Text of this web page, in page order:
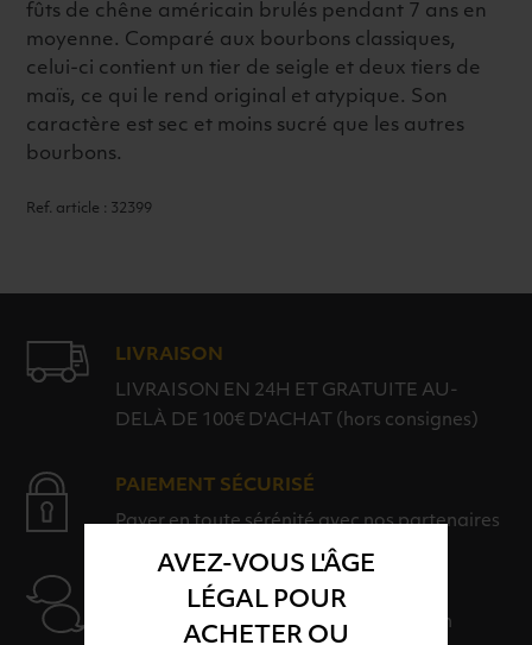
AVEZ-VOUS L'ÂGE
LÉGAL POUR
ACHETER OU
fûts de chêne américain brulés pendant 7 ans en
moyenne. Comparé aux bourbons classiques,
celui-ci contient un tier de seigle et deux tiers de
maïs, ce qui le rend original et atypique. Son
caractère est sec et moins sucré que les autres
bourbons.
Ref. article : 32399
LIVRAISON
LIVRAISON EN 24H ET GRATUITE AU-
DELÀ DE 100€ D'ACHAT (hors consignes)
PAIEMENT SÉCURISÉ
Payer en toute sérénité avec nos partenaires
Nos conseillers sont à votre disposition